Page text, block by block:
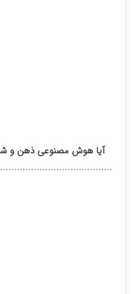
آیا هوش مصنوعی ذهن و